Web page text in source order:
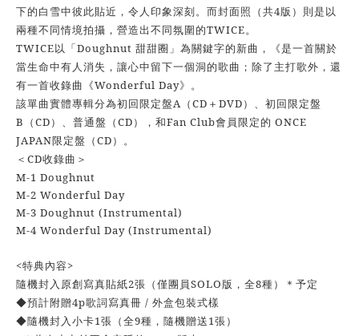
下的白雪中彼此貼近，令人印象深刻。而封面照（共4 版）則是以
兩種不同情境拍攝，營造出不同氛圍的TWICE。
TWICE 以「 Doughnut 甜甜圈」為關鍵字的新曲，《是一首關於
當生命中有人消失，讓心中留下一個洞的歌曲；除了主打歌外，還
有一首收錄曲《Wonderful Day》。
該單曲實體專輯分為初回限定盤A （ CD ＋ DVD ）、初回限定盤
B （ CD ）、普通盤（ CD ），和Fan Club會員限定的 ONCE
JAPAN限定盤（ CD ）。
＜ CD收錄曲＞
M-1 Doughnut
M-2 Wonderful Day
M-3 Doughnut (Instrumental)
M-4 Wonderful Day (Instrumental)
<​​​​​​特典內容>
隨機封入原創寫真貼紙2張（僅團員 SOLO 版，全8種）＊予定
◆預計附贈4p歌詞寫真冊 / 外盒包裝式樣
◆隨機封入小卡1張（全9種，隨機贈送 1張）